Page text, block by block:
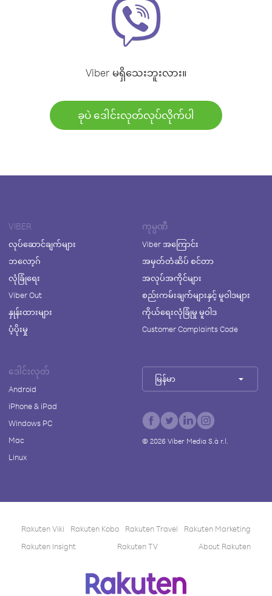
Viber မရှိသေးဘူးလား။
ခုပဲ ဒေါင်းလုတ်လုပ်လိုက်ပါ
VIBER
လုပ်ဆောင်ချက်များ
ဘလော့ဂ်
လုံခြုံရေး
Viber Out
နှုန်းထားများ
ပံ့ပိုးမှု
ကုမ္ပဏီ
Viber အကြောင်း
အမှတ်တံဆိပ် စင်တာ
အလုပ်အကိုင်များ
စည်းကမ်းချက်များနှင့် မူဝါဒများ
ကိုယ်ရေးလုံခြုံမှု မူဝါဒ
Customer Complaints Code
ဒေါင်းလုတ်
Android
iPhone & iPad
Windows PC
Mac
Linux
မြန်မာ
© 2026Viber Media S.à r.l.
Rakuten Viki Rakuten Kobo Rakuten Travel
Rakuten Marketing
Rakuten Insight
Rakuten TV About Rakuten